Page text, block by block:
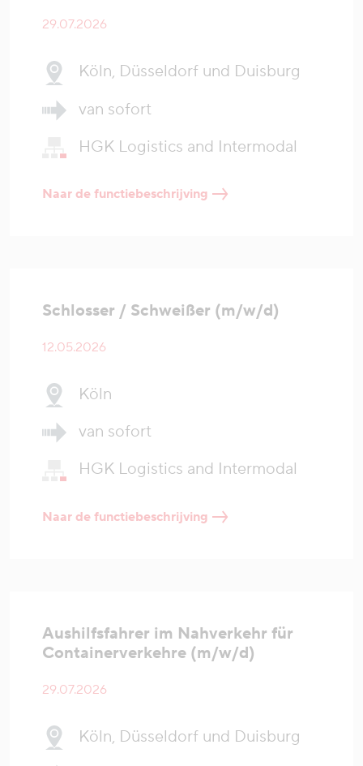
29.07.2026
Köln, Düsseldorf und Duisburg
van sofort
HGK Logistics and Intermodal
Naar de functiebeschrijving
Schlosser / Schweißer (m/w/d)
12.05.2026
Köln
van sofort
HGK Logistics and Intermodal
Naar de functiebeschrijving
Aushilfsfahrer im Nahverkehr für
Containerverkehre (m/w/d)
29.07.2026
Köln, Düsseldorf und Duisburg